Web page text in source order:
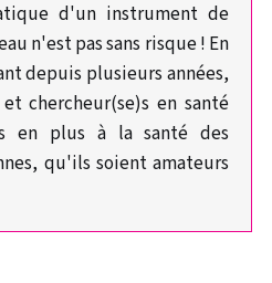
d'un instrument de
n'est pas sans risque ! En
depuis plusieurs années,
chercheur(se)s en santé
en plus à la santé des
qu'ils soient amateurs